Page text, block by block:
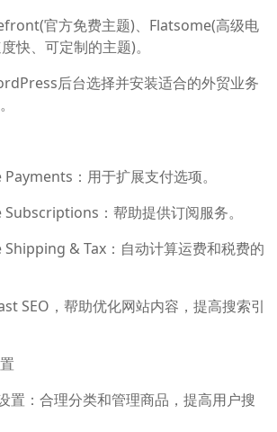
官方免费主题)、Flatsome(高级电
快、可定制的主题)。
后台选择并安装适合的外贸业务
：用于扩展支付选项。
：帮助提供订阅服务。
& Tax：自动计算运费和税费的
SEO，帮助优化网站内容，提高搜索引
置：合理分类和管理商品，提高用户搜